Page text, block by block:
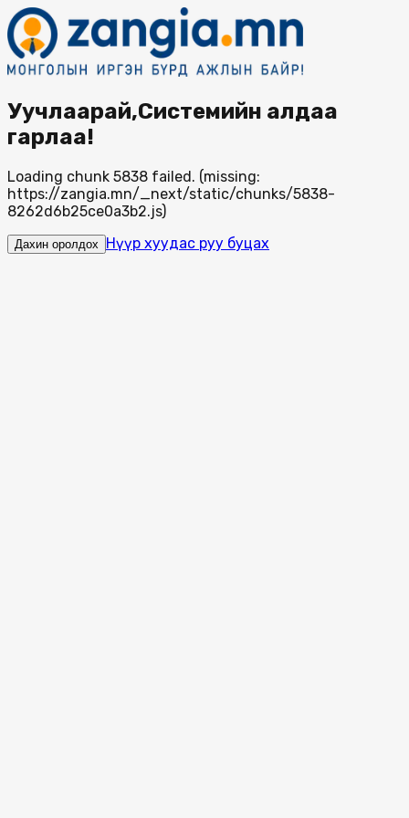
Уучлаарай,Системийн алдаа
гарлаа!
Loading chunk 5838 failed. (missing:
https://zangia.mn/_next/static/chunks/5838-
8262d6b25ce0a3b2.js)
Дахин оролдох Нүүр хуудас руу буцах